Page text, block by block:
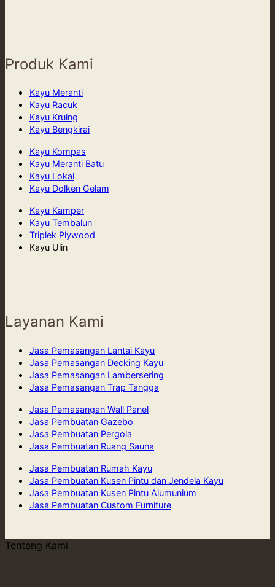
Produk Kami
Kayu Meranti
Kayu Racuk
Kayu Kruing
Kayu Bengkirai
Kayu Kompas
Kayu Meranti Batu
Kayu Lokal
Kayu Dolken Gelam
Kayu Kamper
Kayu Tembalun
Triplek Plywood
Kayu Ulin
Layanan Kami
Jasa Pemasangan Lantai Kayu
Jasa Pemasangan Decking Kayu
Jasa Pemasangan Lambersering
Jasa Pemasangan Trap Tangga
Jasa Pemasangan Wall Panel
Jasa Pembuatan Gazebo
Jasa Pembuatan Pergola
Jasa Pembuatan Ruang Sauna
Jasa Pembuatan Rumah Kayu
Jasa Pembuatan Kusen Pintu dan Jendela Kayu
Jasa Pembuatan Kusen Pintu Alumunium
Jasa Pembuatan Custom Furniture
Tentang Kami